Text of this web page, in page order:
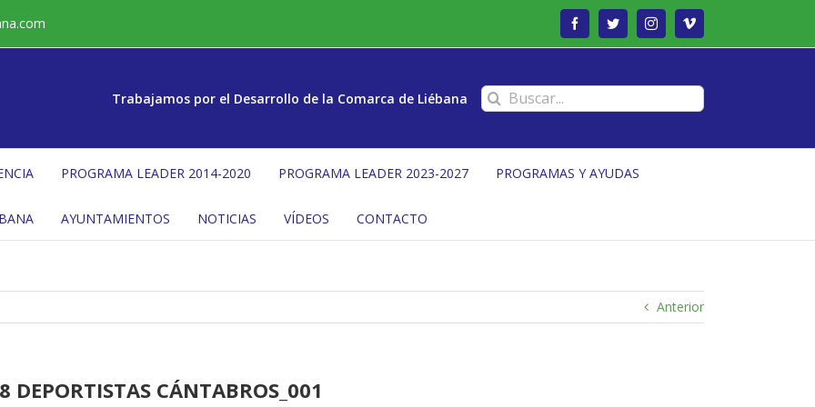
FacebookTwitterInstagramVimeo
Trabajamos por el Desarrollo de la Comarca de Liébana Buscar:
PROGRAMA LEADER 2014-2020 PROGRAMA LEADER 2023-2027 PROGRAMAS Y AYUDAS
AYUNTAMIENTOS NOTICIAS VÍDEOS CONTACTO
Anterior
DEPORTISTAS CÁNTABROS_001